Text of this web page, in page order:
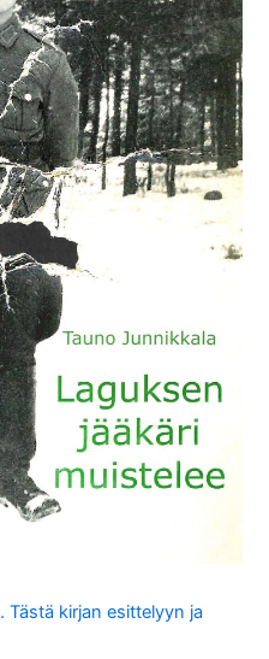
. Tästä kirjan esittelyyn ja